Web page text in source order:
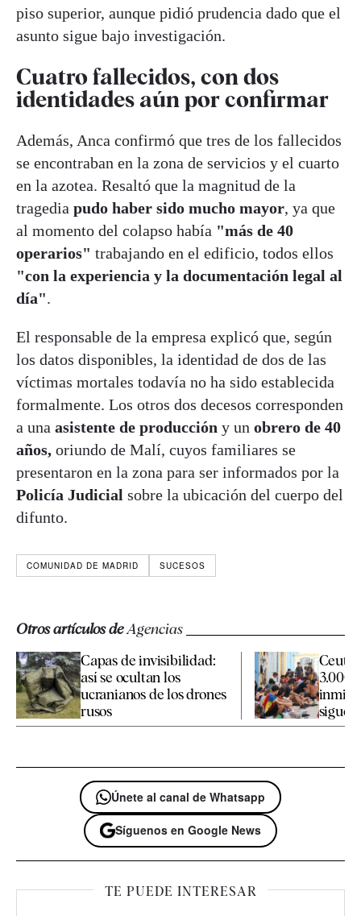
piso superior, aunque pidió prudencia dado que el
asunto sigue bajo investigación.
Cuatro fallecidos, con dos
identidades aún por confirmar
Además, Anca confirmó que tres de los fallecidos
se encontraban en la zona de servicios y el cuarto
en la azotea. Resaltó que la magnitud de la
tragedia pudo haber sido mucho mayor, ya que
al momento del colapso había "más de 40
operarios" trabajando en el edificio, todos ellos
"con la experiencia y la documentación legal al
día".
El responsable de la empresa explicó que, según
los datos disponibles, la identidad de dos de las
víctimas mortales todavía no ha sido establecida
formalmente. Los otros dos decesos corresponden
a una asistente de producción y un obrero de 40
años, oriundo de Malí, cuyos familiares se
presentaron en la zona para ser informados por la
Policía Judicial sobre la ubicación del cuerpo del
difunto.
COMUNIDAD DE MADRID SUCESOS
Otros artículos deAgencias
Capas de invisibilidad:
así se ocultan los
ucranianos de los drones
rusos
Ceuta
3.000
Únete al canal de Whatsapp
Síguenos en Google News
TE PUEDE INTERESAR